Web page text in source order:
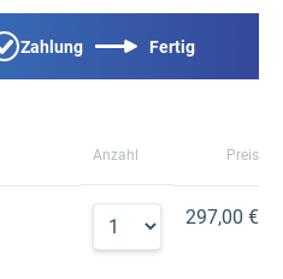
Zahlung Fertig
Anzahl Preis
297,00 €